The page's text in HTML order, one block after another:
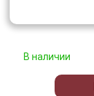
В наличии